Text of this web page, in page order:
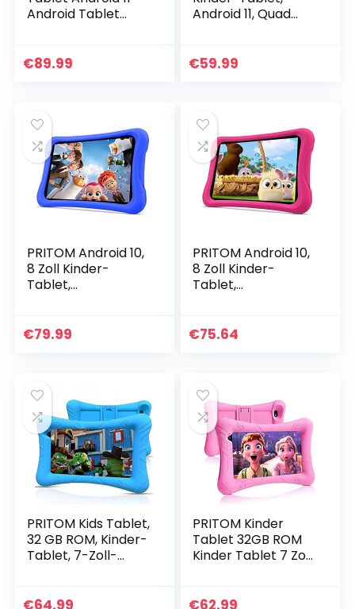
Android Tablet
Quad Core Tablet
€89.99
Android 11, Quad
Dual-Kamera,
€59.99
PRITOM Android 10,
8 Zoll Kinder-
Tablet,
Core-Prozessor, 2
€79.99
PRITOM Android 10,
8 Zoll Kinder-
Tablet,
Core-Prozessor, 2
€75.64
PRITOM Kids Tablet,
32 GB ROM, Kinder-
Tablet, 7-Zoll-
Quad-Core-
€64.99
PRITOM Kinder
Tablet 32GB ROM
Kinder Tablet 7 Zoll
Core Prozessor HD
€62.99